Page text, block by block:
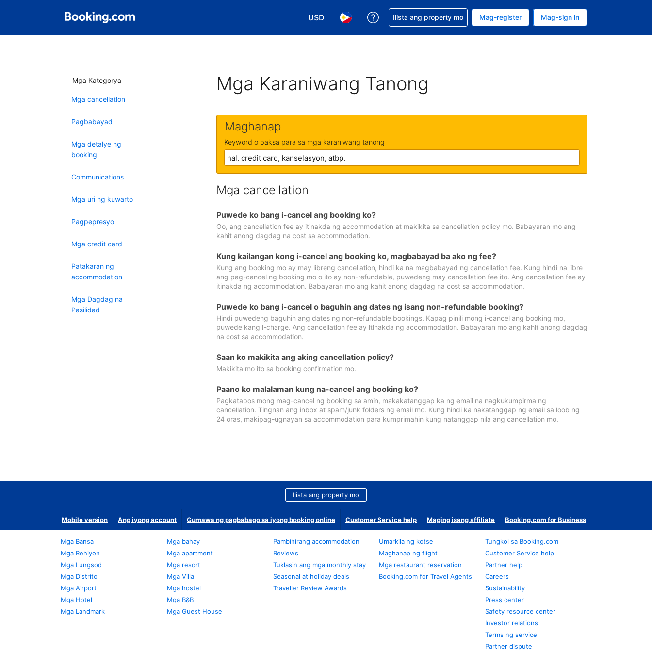
USD
Pumili ng currency mo. USD ang currency mo ngayon
Pumili ng wika mo. Filipino ang wika mo ngayon
Makakuha ng tulong sa reservation mo
Ilista ang property mo Mag-register Mag-sign in
Mga Kategorya
Mga cancellation
Pagbabayad
Mga detalye ng
booking
Communications
Mga uri ng kuwarto
Pagpepresyo
Mga credit card
Patakaran ng
accommodation
Mga Dagdag na
Pasilidad
Mga Karaniwang Tanong
Maghanap
Keyword o paksa para sa mga karaniwang tanong
Mga cancellation
Puwede ko bang i-cancel ang booking ko?
Oo, ang cancellation fee ay itinakda ng accommodation at makikita sa cancellation policy mo. Babayaran mo ang
kahit anong dagdag na cost sa accommodation.
Kung kailangan kong i-cancel ang booking ko, magbabayad ba ako ng fee?
Kung ang booking mo ay may libreng cancellation, hindi ka na magbabayad ng cancellation fee. Kung hindi na libre
ang pag-cancel ng booking mo o ito ay non-refundable, puwedeng may cancellation fee ito. Ang cancellation fee ay
itinakda ng accommodation. Babayaran mo ang kahit anong dagdag na cost sa accommodation.
Puwede ko bang i-cancel o baguhin ang dates ng isang non-refundable booking?
Hindi puwedeng baguhin ang dates ng non-refundable bookings. Kapag pinili mong i-cancel ang booking mo,
puwede kang i-charge. Ang cancellation fee ay itinakda ng accommodation. Babayaran mo ang kahit anong dagdag
na cost sa accommodation.
Saan ko makikita ang aking cancellation policy?
Makikita mo ito sa booking confirmation mo.
Paano ko malalaman kung na-cancel ang booking ko?
Pagkatapos mong mag-cancel ng booking sa amin, makakatanggap ka ng email na nagkukumpirma ng
cancellation. Tingnan ang inbox at spam/junk folders ng email mo. Kung hindi ka nakatanggap ng email sa loob ng
24 oras, makipag-ugnayan sa accommodation para kumprimahin kung natanggap nila ang cancellation mo.
Ilista ang property mo
Mobile version Ang iyong account Gumawa ng pagbabago sa iyong booking online Customer Service help Maging isang affiliate Booking.com for Business
Mga Bansa
Mga Rehiyon
Mga Lungsod
Mga Distrito
Mga Airport
Mga Hotel
Mga Landmark
Mga bahay
Mga apartment
Mga resort
Mga Villa
Mga hostel
Mga B&B
Mga Guest House
Pambihirang accommodation
Reviews
Tuklasin ang mga monthly stay
Seasonal at holiday deals
Traveller Review Awards
Umarkila ng kotse
Maghanap ng flight
Mga restaurant reservation
Booking.com for Travel Agents
Tungkol sa Booking.com
Customer Service help
Partner help
Careers
Sustainability
Press center
Safety resource center
Investor relations
Terms ng service
Partner dispute